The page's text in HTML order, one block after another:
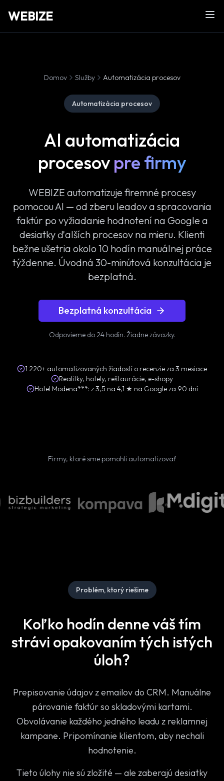
WEBIZE
Domov Služby Automatizácia procesov
Automatizácia procesov
AI automatizácia
procesov pre firmy
WEBIZE automatizuje firemné procesy
pomocou AI — od zberu leadov a spracovania
faktúr po vyžiadanie hodnotení na Google a
desiatky ďalších procesov na mieru. Klienti
bežne ušetria okolo 10 hodín manuálnej práce
týždenne. Úvodná 30-minútová konzultácia je
bezplatná.
Bezplatná konzultácia
Odpovieme do 24 hodín. Žiadne záväzky.
1 220+ automatizovaných žiadostí o recenzie za 3 mesiace
Realitky, hotely, reštaurácie, e-shopy
Hotel Modena***: z 3,5 na 4,1 ★ na Google za 90 dní
Firmy, ktoré sme pomohli automatizovať
Problém, ktorý riešime
Koľko hodín denne váš tím
strávi opakovaním tých istých
úloh?
Prepisovanie údajov z emailov do CRM. Manuálne
párovanie faktúr so skladovými kartami.
Obvolávanie každého jedného leadu z reklamnej
kampane. Pripomínanie klientom, aby nechali
hodnotenie.
Tieto úlohy nie sú zložité — ale zaberajú desiatky